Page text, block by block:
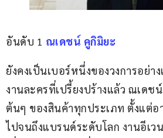
อันดับ 1 ณเดชน์ คูกิมิยะ
ยังคงเป็นเบอร์หนึ่งของวงการอย่า
งานละครที่เปรี้ยงปร้างแล้ว ณเดช
ต้นๆ ของสินค้าทุกประเภท ตั้งแต่อ
ไปจนถึงแบรนด์ระดับโลก งานอีเว